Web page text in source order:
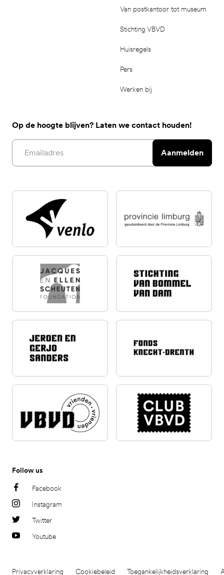
Van postkantoor tot museum
Stichting VBVD
Huisregels
Pers
Werken bij
Op de hoogte blijven? Laten we contact houden!
Email address
Aanmelden
Follow us
Facebook
Instagram
Twitter
Youtube
Privacyverklaring Cookiebeleid Toegankelijkheidsverklaring